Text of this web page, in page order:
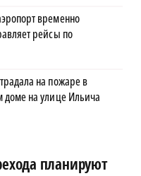
временно
рейсы по
на пожаре в
доме на улице Ильича
планируют